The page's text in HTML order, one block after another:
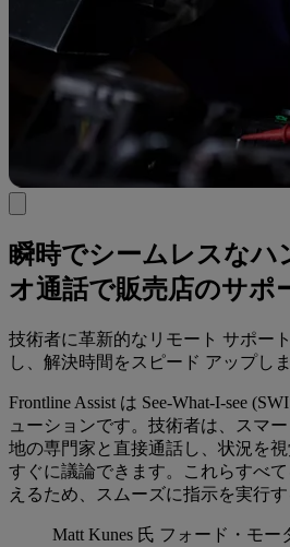
瞬時でシームレスなハ
オ通話で販売店のサポ
技術者に革新的なリモート サポー
し、解決時間をスピード アップしま
Frontline Assist は See-What-I-see
ューションです。技術者は、スマ
地の専門家と直接通話し、状況を
すぐに議論できます。これらすべ
えるため、スムーズに指示を実行す
Matt Kunes 氏 フォード・モー